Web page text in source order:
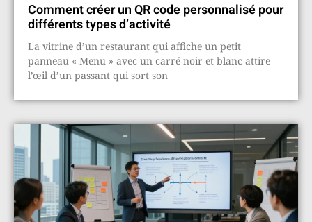
Comment créer un QR code personnalisé pour
différents types d’activité
La vitrine d’un restaurant qui affiche un petit
panneau « Menu » avec un carré noir et blanc attire
l’œil d’un passant qui sort son